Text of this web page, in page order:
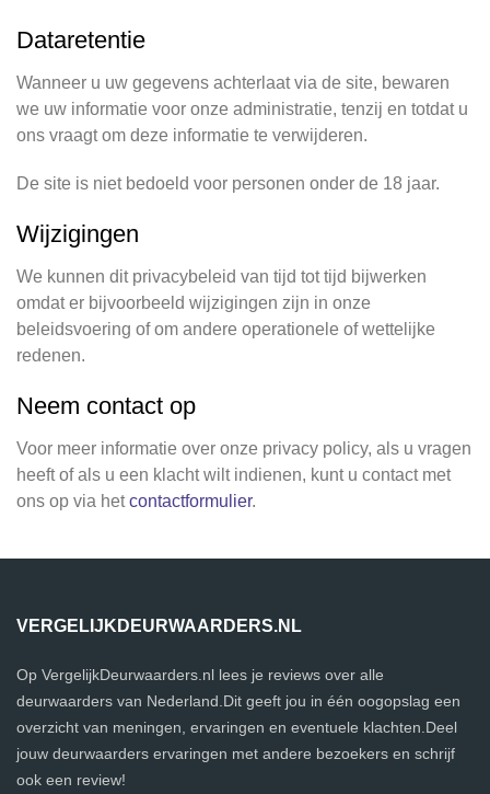
Dataretentie
Wanneer u uw gegevens achterlaat via de site, bewaren
we uw informatie voor onze administratie, tenzij en totdat u
ons vraagt om deze informatie te verwijderen.
De site is niet bedoeld voor personen onder de 18 jaar.
Wijzigingen
We kunnen dit privacybeleid van tijd tot tijd bijwerken
omdat er bijvoorbeeld wijzigingen zijn in onze
beleidsvoering of om andere operationele of wettelijke
redenen.
Neem contact op
Voor meer informatie over onze privacy policy, als u vragen
heeft of als u een klacht wilt indienen, kunt u contact met
ons op via hetcontactformulier.
VERGELIJKDEURWAARDERS.NL
Op VergelijkDeurwaarders.nl lees je reviews over alle
deurwaarders van Nederland.Dit geeft jou in één oogopslag een
overzicht van meningen, ervaringen en eventuele klachten.Deel
jouw deurwaarders ervaringen met andere bezoekers en schrijf
ook een review!